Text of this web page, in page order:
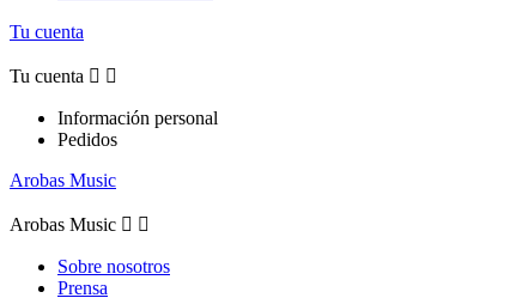
Tu cuenta
Tu cuenta  
Información personal
Pedidos
Arobas Music
Arobas Music  
Sobre nosotros
Prensa